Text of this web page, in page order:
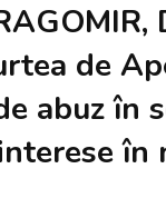
de
abuz în
în